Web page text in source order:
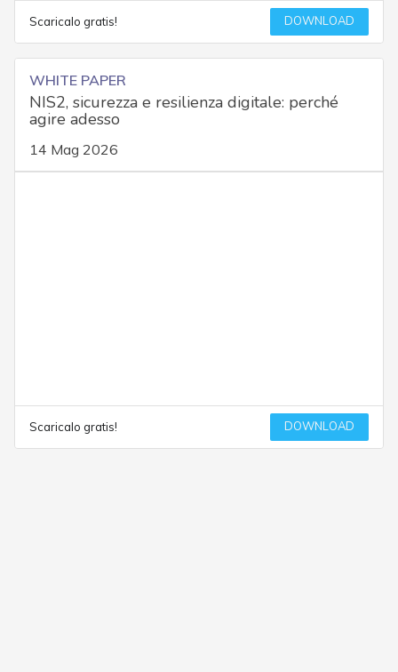
Scaricalo gratis! DOWNLOAD
WHITE PAPER
NIS2, sicurezza e resilienza digitale: perché
agire adesso
14 Mag 2026
Scaricalo gratis! DOWNLOAD